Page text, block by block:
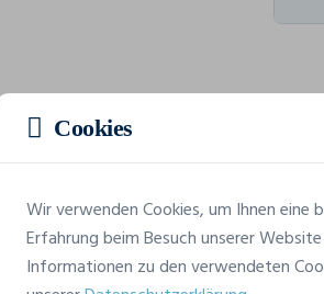
Merkmale
Marke
Referenz
Cookies
Wir verwenden Cookies, um Ihnen eine
Erfahrung beim Besuch unserer
Informationen zu den verwendeten